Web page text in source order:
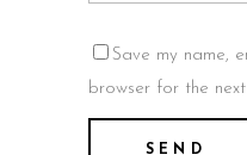
Save my name,
browser for the